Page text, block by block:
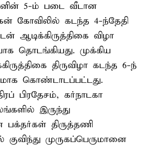
5-ம் படை வீடான
கோவிலில் கடந்த 4-ந்தேதி
ஆடிக்கிருத்திகை விழா
தொடங்கியது. முக்கிய
திருவிழா கடந்த 6-ந்
கொண்டாடப்பட்டது.
பிரதேசம், கர்நாடகா
இருந்து
திருத்தணி
முருகப்பெருமானை